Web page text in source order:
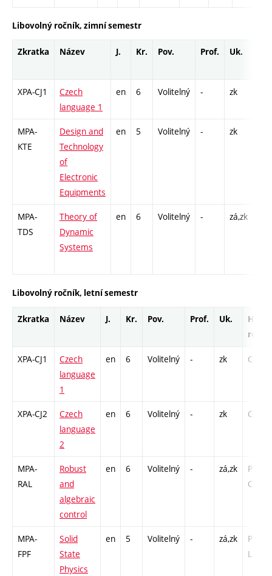
Libovolný ročník, zimní semestr
Zkratka Název J. Kr. Pov. Prof. Uk.
XPA-CJ1
Czech
language 1
en 6 Volitelný - zk
MPA-
KTE
Design and
Technology
of
Electronic
Equipments
en 5 Volitelný - zk
MPA-
TDS
Theory of
Dynamic
Systems
en 6 Volitelný - zá,zk
Libovolný ročník, letní semestr
Zkratka Název J. Kr. Pov. Prof. Uk.
Hod.
XPA-CJ1
Czech
language
1
en 6 Volitelný - zk Cj - 52
XPA-CJ2
Czech
language
2
en 6 Volitelný - zk Cj - 52
MPA-
RAL
Robust
and
algebraic
control
en 6 Volitelný - zá,zk
P -
Cp -
MPA-
FPF
Solid
State
Physics
en 5 Volitelný - zá,zk
P -
L - 13